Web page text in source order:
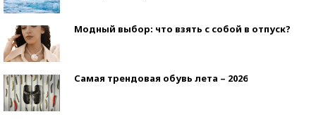
Модный выбор: что взять с собой в отпуск?
Самая трендовая обувь лета – 2026